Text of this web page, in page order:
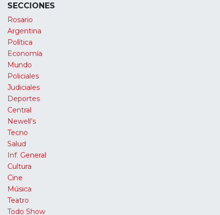
SECCIONES
Rosario
Argentina
Política
Economía
Mundo
Policiales
Judiciales
Deportes
Central
Newell’s
Tecno
Salud
Inf. General
Cultura
Cine
Música
Teatro
Todo Show